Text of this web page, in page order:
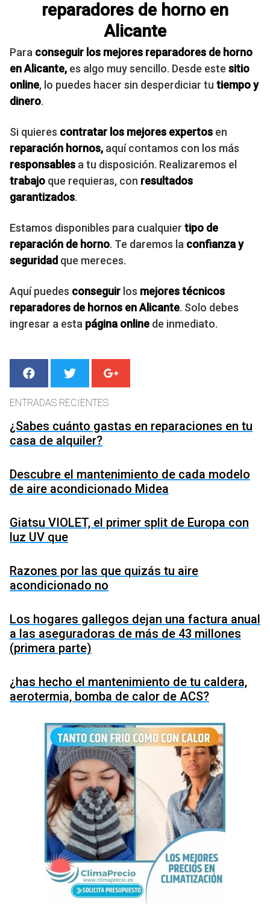
reparadores de horno en
Alicante
Para conseguir los mejores reparadores de horno
en Alicante, es algo muy sencillo. Desde este sitio
online, lo puedes hacer sin desperdiciar tu tiempo y
dinero.
Si quieres contratar los mejores expertos en
reparación hornos, aquí contamos con los más
responsables a tu disposición. Realizaremos el
trabajo que requieras, con resultados
garantizados.
Estamos disponibles para cualquier tipo de
reparación de horno. Te daremos la confianza y
seguridad que mereces.
Aquí puedes conseguir los mejores técnicos
reparadores de hornos en Alicante. Solo debes
ingresar a esta página online de inmediato.
ENTRADAS RECIENTES
¿Sabes cuánto gastas en reparaciones en tu
casa de alquiler?
Descubre el mantenimiento de cada modelo
de aire acondicionado Midea
Giatsu VIOLET, el primer split de Europa con
luz UV que
Razones por las que quizás tu aire
acondicionado no
Los hogares gallegos dejan una factura anual
a las aseguradoras de más de 43 millones
(primera parte)
¿has hecho el mantenimiento de tu caldera,
aerotermia, bomba de calor de ACS?